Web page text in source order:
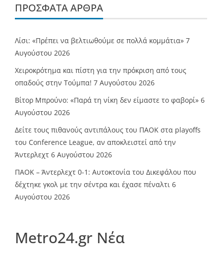
ΠΡΌΣΦΑΤΑ ΆΡΘΡΑ
Λίσι: «Πρέπει να βελτιωθούμε σε πολλά κομμάτια» 7
Αυγούστου 2026
Χειροκρότημα και πίστη για την πρόκριση από τους
οπαδούς στην Τούμπα! 7 Αυγούστου 2026
Βίτορ Μπρούνο: «Παρά τη νίκη δεν είμαστε το φαβορί» 6
Αυγούστου 2026
Δείτε τους πιθανούς αντιπάλους του ΠΑΟΚ στα playoffs
του Conference League, αν αποκλειστεί από την
Άντερλεχτ 6 Αυγούστου 2026
ΠΑΟΚ – Άντερλεχτ 0-1: Αυτοκτονία του Δικεφάλου που
δέχτηκε γκολ με την σέντρα και έχασε πέναλτι 6
Αυγούστου 2026
Metro24.gr Νέα